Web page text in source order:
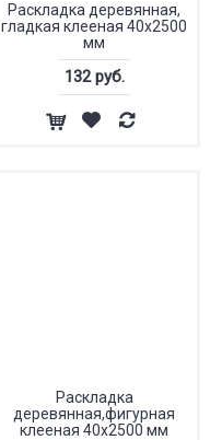
Раскладка деревянная,
гладкая клееная 40x2500
мм
132 руб.
Раскладка
деревянная,фигурная
клееная 40x2500 мм